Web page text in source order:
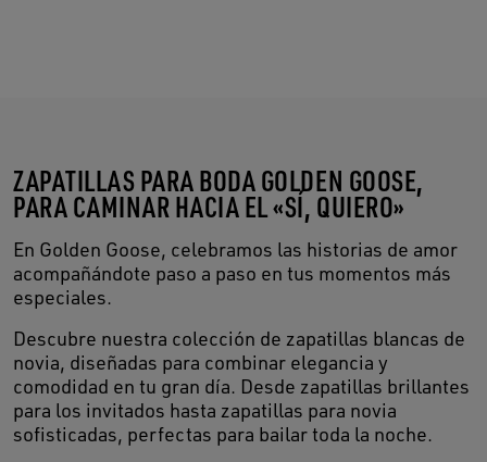
ZAPATILLAS PARA BODA GOLDEN GOOSE,
PARA CAMINAR HACIA EL «SÍ, QUIERO»
En Golden Goose, celebramos las historias de amor
acompañándote paso a paso en tus momentos más
especiales.
Descubre nuestra colección de zapatillas blancas de
novia, diseñadas para combinar elegancia y
comodidad en tu gran día. Desde zapatillas brillantes
para los invitados hasta zapatillas para novia
sofisticadas, perfectas para bailar toda la noche.